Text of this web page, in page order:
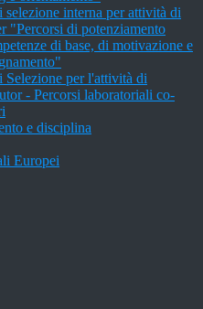
selezione interna per attività di
"Percorsi di potenziamento
di base, di motivazione e
Selezione per l'attività di
- Percorsi laboratoriali co-
e disciplina
Europei